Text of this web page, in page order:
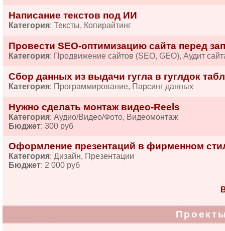
Написание текстов под ИИ
Категория: Тексты, Копирайтинг
Провести SEO-оптимизацию сайта перед
Категория: Продвижение сайтов (SEO, GEO), Аудит
Сбор данных из выдачи гугла в гуглдок
Категория: Программирование, Парсинг данных
Нужно сделать монтаж видео-Reels
Категория: Аудио/Видео/Фото, Видеомонтаж
Бюджет: 300 руб
Оформление презентаций в фирменном
Категория: Дизайн, Презентации
Бюджет: 2 000 руб